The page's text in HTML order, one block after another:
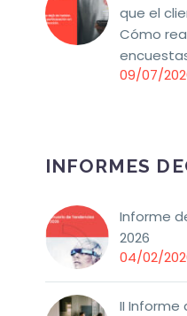
que el
Cómo
09/07/
INFORMES
Informe
2026
04/02/
II Informe